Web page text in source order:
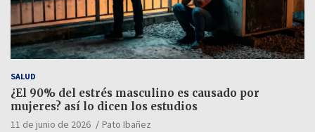
SALUD
¿El 90% del estrés masculino es causado por
mujeres? así lo dicen los estudios
11 de junio de 2026
Pato Ibañez